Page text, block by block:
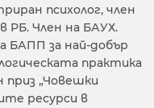
психолог, член
РБ. Член на БАУХ.
БАПП за най-добър
практика
приз „Човешки
ресурси в